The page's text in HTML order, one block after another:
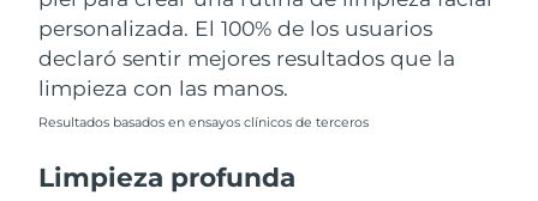
personalizada. El 100% de los usuarios
declaró sentir mejores resultados que la
limpieza con las manos.
Resultados basados en ensayos clínicos de terceros
Limpieza profunda
Filipinas Entrega prevista
Polonia
Portugal